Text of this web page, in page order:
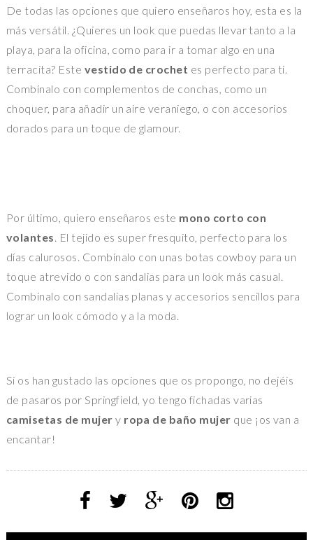
De todas las opciones que quiero enseñaros hoy, esta es la
más versátil. ¿Quieres un look que puedas llevar tanto a la
playa, para la oficina, como para ir a tomar algo en una
terracita? Este vestido de crochet es perfecto para ti.
Combínalo con complementos de conchas, como un
choquer, para añadir un aire veraniego, o con accesorios
dorados para un toque de glamour.
Por último, quiero enseñaros este mono corto con
volantes . El tejido es super fresquito, perfecto para los
días calurosos. Combínalo con unas botas cowboy para un
toque atrevido o con sandalias para un look más casual.
Combínalo con sandalias planas y accesorios sencillos para
lograr un look cómodo y a la moda.
Si os han gustado las opciones que os propongo, no dejéis
de pasaros por Springfield, yo tengo fichadas varias
camisetas de mujer y ropa de baño mujer que ¡os van a
encantar!